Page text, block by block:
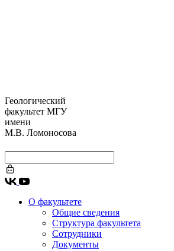
Геологический
факультет МГУ
имени
М.В. Ломоносова
О факультете
Общие сведения
Структура факультета
Сотрудники
Документы